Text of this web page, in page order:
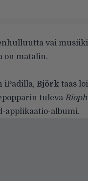
vai
on matalin.
iPadilla, Björk taas
tuleva
applikaatio-albumi.